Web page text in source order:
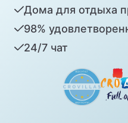
Дома для отдыха
98%
24/7 чат